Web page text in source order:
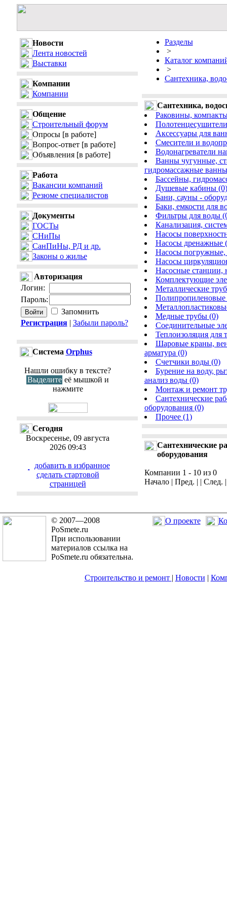
Новости
Лента новостей
Выставки
Компании
Компании
Общение
Строительный форум
Опросы [в работе]
Вопрос-ответ [в работе]
Объявления [в работе]
Работа
Вакансии компаний
Резюме специалистов
Документы
ГОСТы
СНиПы
СанПиНы, РД и др.
Законы о жилье
Авторизация
Логин:
Пароль:
Запомнить
Регистрация| Забыли пароль?
Cистема Orphus
Нашли ошибку в тексте?
Выделите её мышкой и
нажмите
Сегодня
Воскресенье, 09 августа
2026 09:43
добавить в избранное
cделать стартовой
страницей
Разделы
>
Каталог
>
Сантехника,
Сантехника,
Раковины,
Аксессуары для
Смесители и
Водонагреватели
Ванны чугунные,
гидромассажные
Бассейны,
Душевые кабины (0)
Бани, сауны -
Баки, емкости для
Фильтры для воды
Канализация,
Насосы
Насосы дренажные
Насосы
Насосы
Насосные станции,
Комплектующие
Металлические
Полипропиленовые
Медные трубы (0)
Соединительные
Теплоизоляция для
Шаровые краны,
арматура (0)
Счетчики воды (0)
Бурение на воду,
анализ воды (0)
Монтаж и ремонт
Сантехнические
оборудования (0)
Прочее (1)
Сантехнические
оборудования
Компании 1 - 10 из 0
Начало | Пред. | | След.
© 2007—2008
PoSmete.ru
При использовании
материалов ссылка на
PoSmete.ru обязательна.
О проекте
Строительство и ремонт | Новости |